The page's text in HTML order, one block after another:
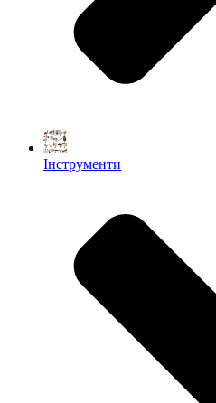
Інструменти